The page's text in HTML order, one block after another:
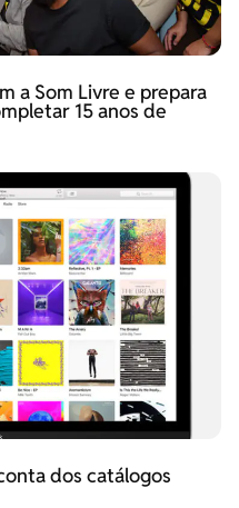
a Som Livre e prepara
15 anos de
dos catálogos